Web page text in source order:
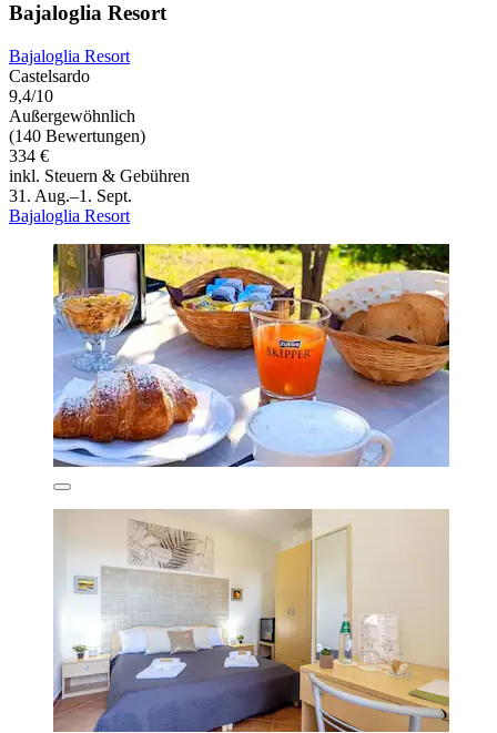
Bajaloglia Resort
Bajaloglia Resort
Castelsardo
9,4/10
Außergewöhnlich
(140 Bewertungen)
334 €
inkl. Steuern & Gebühren
31. Aug.–1. Sept.
Bajaloglia Resort